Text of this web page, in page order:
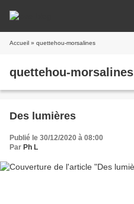
Accueil » quettehou-morsalines
quettehou-morsalines
Des lumières
Publié le 30/12/2020 à 08:00
Par Ph L